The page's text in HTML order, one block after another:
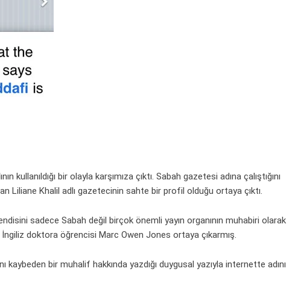
bir olayla karşımıza çıktı. Sabah gazetesi adına çalıştığını
Liliane Khalil adlı gazetecinin sahte bir profil olduğu ortaya çıktı.
sadece Sabah değil birçok önemli yayın organının muhabiri olarak
doktora öğrencisi Marc Owen Jones ortaya çıkarmış.
kaybeden bir muhalif hakkında yazdığı duygusal yazıyla internette adını